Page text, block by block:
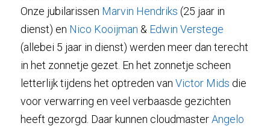
Onze jubilarissen Marvin Hendriks (25 jaar in
dienst) en Nico Kooijman & Edwin Verstege
(allebei 5 jaar in dienst) werden meer dan terecht
in het zonnetje gezet. En het zonnetje scheen
letterlijk tijdens het optreden van Victor Mids die
voor verwarring en veel verbaasde gezichten
heeft gezorgd. Daar kunnen cloudmaster Angelo